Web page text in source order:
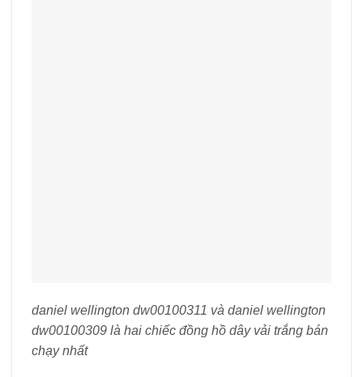
daniel wellington dw00100311 và daniel wellington
dw00100309 là hai chiếc đồng hồ dây vải trắng bán
chạy nhất